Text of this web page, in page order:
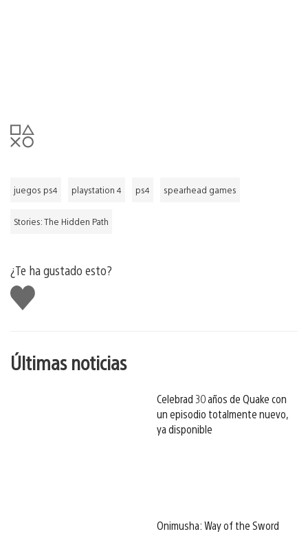
juegos ps4 playstation 4 ps4 spearhead games
Stories: The Hidden Path
¿Te ha gustado esto?
Me
gusta
Últimas noticias
Celebrad 30 años de Quake con
un episodio totalmente nuevo,
ya disponible
Onimusha: Way of the Sword